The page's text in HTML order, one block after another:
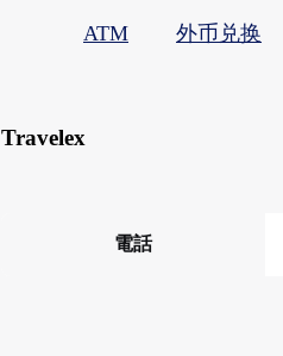
ATM 外币兑换
Travelex
電話